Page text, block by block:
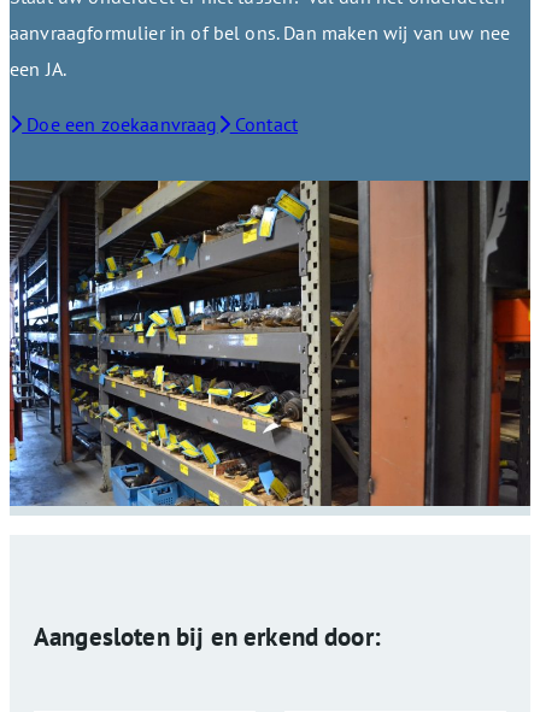
aanvraagformulier in of bel ons. Dan maken wij van uw nee
een JA.
Doe een zoekaanvraag Contact
Aangesloten bij en erkend door: